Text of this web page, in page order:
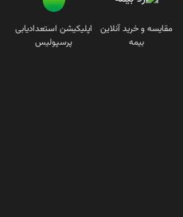
مقایسه و خرید آنلاین
بیمه
اپلیکیشن استعدادیابی
پرسپولیس